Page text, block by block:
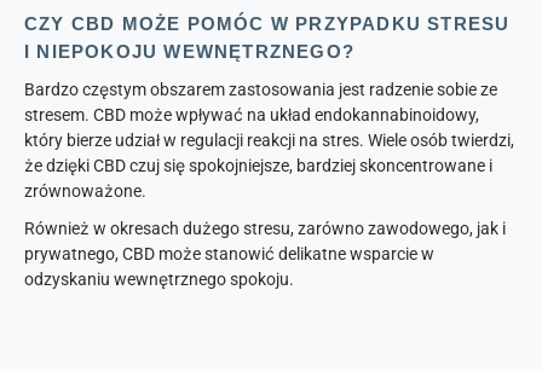
CZY CBD MOŻE POMÓC W PRZYPADKU STRESU
I NIEPOKOJU WEWNĘTRZNEGO?
Bardzo częstym obszarem zastosowania jest radzenie sobie ze
stresem. CBD może wpływać na układ endokannabinoidowy,
który bierze udział w regulacji reakcji na stres. Wiele osób twierdzi,
że dzięki CBD czuj się spokojniejsze, bardziej skoncentrowane i
zrównoważone.
Również w okresach dużego stresu, zarówno zawodowego, jak i
prywatnego, CBD może stanowić delikatne wsparcie w
odzyskaniu wewnętrznego spokoju.